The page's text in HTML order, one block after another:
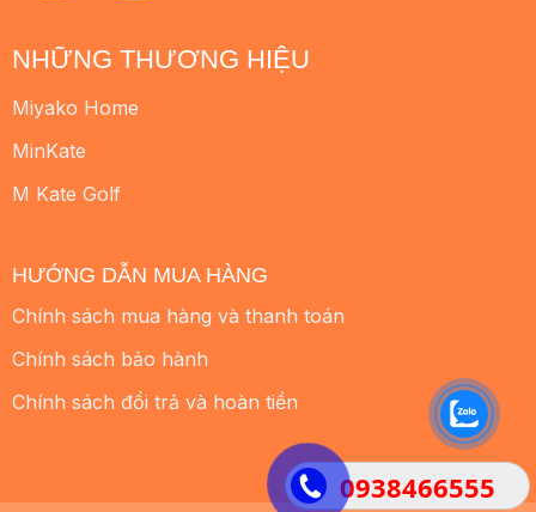
0938466555
NHỮNG THƯƠNG HIỆU
Miyako Home
MinKate
M Kate Golf
HƯỚNG DẪN MUA HÀNG
Chính sách mua hàng và thanh toán
Chính sách bảo hành
Chính sách đổi trả và hoàn tiền